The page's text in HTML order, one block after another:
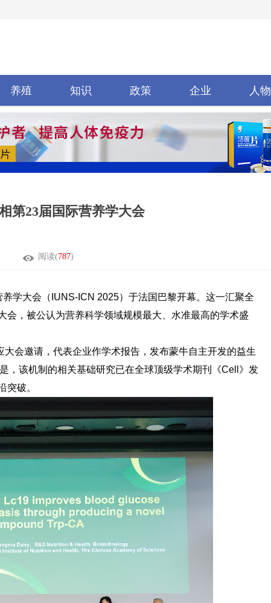
养殖 知识 政策 企业 人物
第23届国际营养学大会
阅读(787)
学大会（IUNS-ICN 2025）于法国巴黎开幕。这一汇聚全
，被公认为营养科学领域规模最大、水准最高的学术盛
会邀请，代表企业作学术报告，发布蒙牛自主开发的益生
，该机制的相关基础研究已在全球顶级学术期刊《Cell》发
突破。